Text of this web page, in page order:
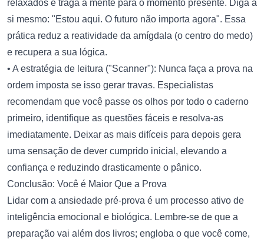
relaxados e traga a mente para o momento presente. Diga a
si mesmo: "Estou aqui. O futuro não importa agora". Essa
prática reduz a reatividade da amígdala (o centro do medo)
e recupera a sua lógica.
• A estratégia de leitura ("Scanner"): Nunca faça a prova na
ordem imposta se isso gerar travas. Especialistas
recomendam que você passe os olhos por todo o caderno
primeiro, identifique as questões fáceis e resolva-as
imediatamente. Deixar as mais difíceis para depois gera
uma sensação de dever cumprido inicial, elevando a
confiança e reduzindo drasticamente o pânico.
Conclusão: Você é Maior Que a Prova
Lidar com a ansiedade pré-prova é um processo ativo de
inteligência emocional e biológica. Lembre-se de que a
preparação vai além dos livros; engloba o que você come,